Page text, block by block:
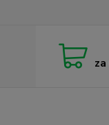
za